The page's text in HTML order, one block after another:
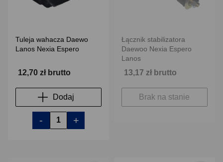
Tuleja wahacza Daewo
Lanos Nexia Espero
12,70 zł brutto
Dodaj
- +
Łącznik stabilizatora
Daewoo Nexia Espero
Lanos
13,17 zł brutto
Brak na stanie